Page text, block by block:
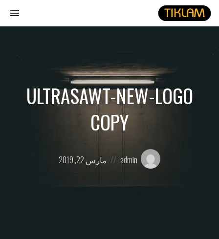
نصل
ULTRASAWT-NEW-LOGO
COPY
Posted
by:
admin
on
مارس 22, 2019